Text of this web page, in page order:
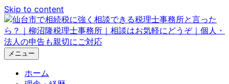
Skip to content
メニュー
ホーム